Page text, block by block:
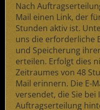
Nach
Mail einen Link, der
Stunden aktiv ist.
uns die erforderliche
und Speicherung
erteilen. Erfolgt dies
Zeitraumes von 48
Mail erinnern. Die E-
versendet, die Sie
Auftragserteilung